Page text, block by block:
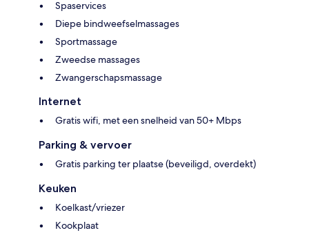
Spaservices
Diepe bindweefselmassages
Sportmassage
Zweedse massages
Zwangerschapsmassage
Internet
Gratis wifi, met een snelheid van 50+ Mbps
Parking & vervoer
Gratis parking ter plaatse (beveiligd, overdekt)
Keuken
Koelkast/vriezer
Kookplaat